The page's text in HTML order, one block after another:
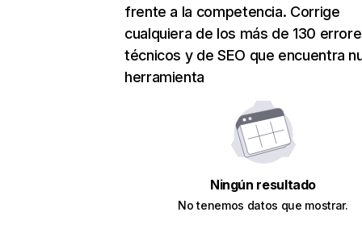
frente a la competencia. Corrige
cualquiera de los más de 130
técnicos y de SEO que encuentra
herramienta
Ningún resultado
No tenemos datos que mostrar.